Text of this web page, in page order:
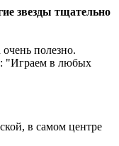
звезды тщательно
полезно.
"Играем в любых
в самом центре